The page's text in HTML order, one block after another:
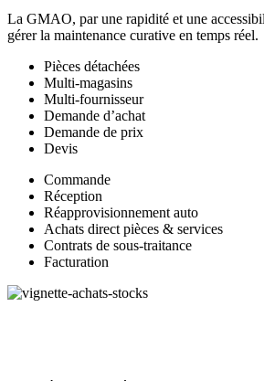
La GMAO, par une rapidité et une
gérer la maintenance curative en temps réel.
Pièces détachées
Multi-magasins
Multi-fournisseur
Demande d’achat
Demande de prix
Devis
Commande
Réception
Réapprovisionnement auto
Achats direct pièces & services
Contrats de sous-traitance
Facturation